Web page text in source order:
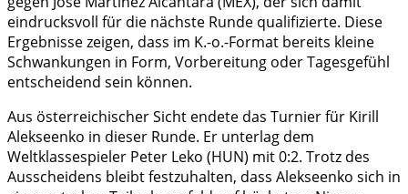
eindrucksvoll für die nächste Runde qualifizierte. Diese
Ergebnisse zeigen, dass im K.-o.-Format bereits kleine
Schwankungen in Form, Vorbereitung oder Tagesgefühl
entscheidend sein können.
Aus österreichischer Sicht endete das Turnier für Kirill
Alekseenko in dieser Runde. Er unterlag dem
Weltklassespieler Peter Leko (HUN) mit 0:2. Trotz des
Ausscheidens bleibt festzuhalten, dass Alekseenko sich in